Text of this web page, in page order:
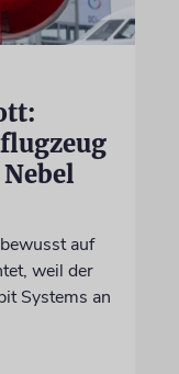
auf
weil der
Systems an